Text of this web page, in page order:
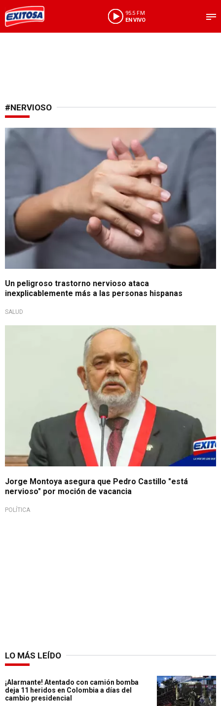
95.5 FM
EN VIVO
#NERVIOSO
Un peligroso trastorno nervioso ataca
inexplicablemente más a las personas hispanas
SALUD
Jorge Montoya asegura que Pedro Castillo "está
nervioso" por moción de vacancia
POLÍTICA
LO MÁS LEÍDO
¡Alarmante! Atentado con camión bomba
deja 11 heridos en Colombia a días del
cambio presidencial